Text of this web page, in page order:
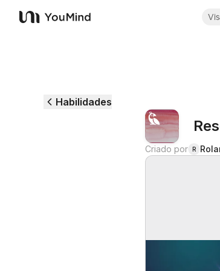
YouMind
Habilidades
Criado por R